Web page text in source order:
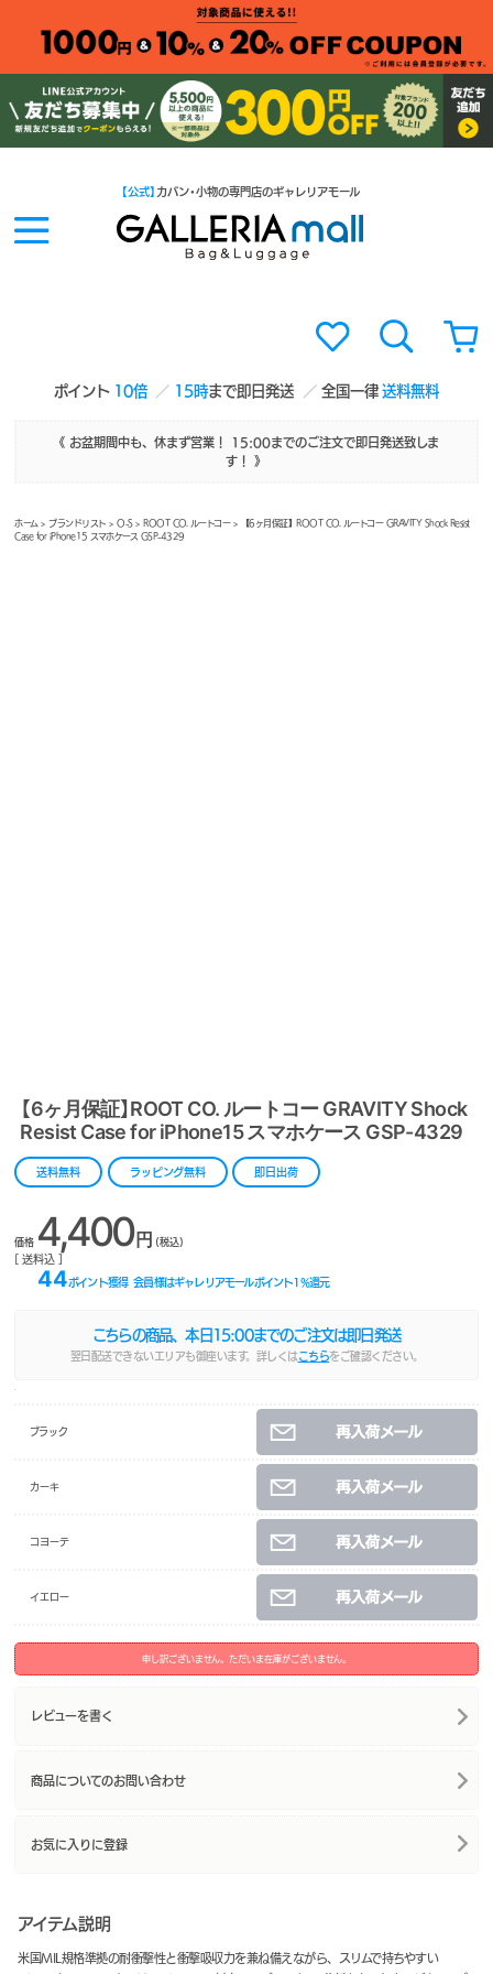
ポイント 10倍 15時まで即日発送 全国一律送料無料
【公式】 カバン・小物の専門店のギャレリアモール
《 お盆期間中も、休まず営業！ 15:00までのご注文で即日発送致しま
す！ 》
ホーム >ブランドリスト >O-S> ROOT CO. ルートコー> 【6ヶ月保証】ROOT CO. ルートコー GRAVITY Shock Resist
Case for iPhone15 スマホケース GSP-4329
【6ヶ月保証】ROOT CO. ルートコー GRAVITY Shock
Resist Case for iPhone15 スマホケース GSP-4329
送料無料 ラッピング無料 即日出荷
価格 4,400円 (税込)
[ 送料込 ]
44ポイント獲得 会員様はギャレリアモールポイント1 %還元
こちらの商品、本日 15:00までのご注文は即日発送
翌日配送できないエリアも御座います。詳しくは こちらをご確認ください。
ブラック
カーキ
コヨーテ
イエロー
申し訳ございません。ただいま在庫がございません。
レビューを書く
商品についてのお問い合わせ
お気に入りに登録
アイテム説明
米国MIL規格準拠の耐衝撃性と衝撃吸収力を兼ね備えながら、スリムで持ちやすい